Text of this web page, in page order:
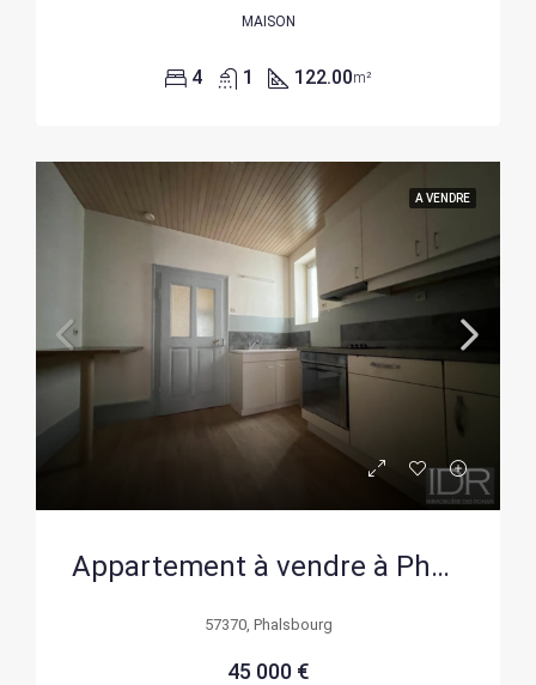
MAISON
4 1 122.00m²
A VENDRE
Appartement à vendre à Phalsbourg de 40 m² avec 1 chambre et travaux à prévoir
57370, Phalsbourg
45 000 €